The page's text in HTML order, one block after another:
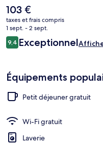
Le
prix
actuel
est
de
103 €
taxes et frais compris
1 sept. - 2 sept.
Avis
voyageurs
9,49,4 sur 10
Exceptionnel
Équipements
Petit déjeuner gratuit
Wi-Fi gratuit
Laverie